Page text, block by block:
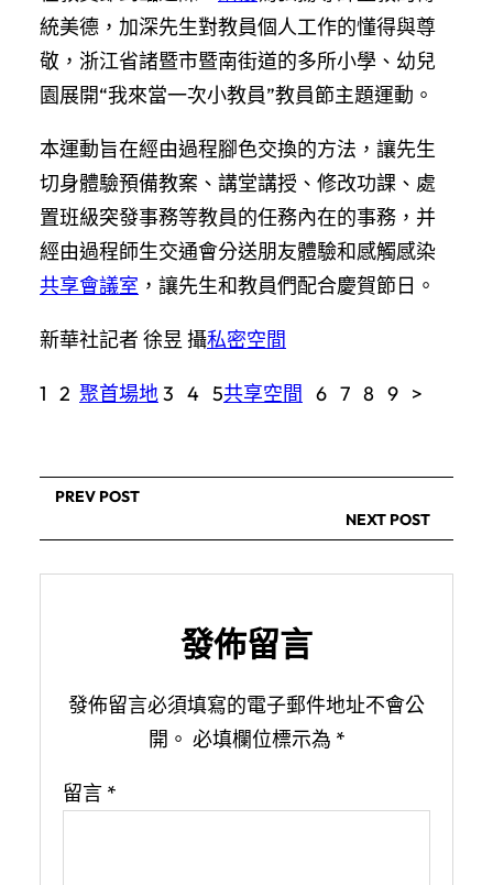
統美德，加深先生對教員個人工作的懂得與尊
敬，浙江省諸暨市暨南街道的多所小學、幼兒
園展開“我來當一次小教員”教員節主題運動。
本運動旨在經由過程腳色交換的方法，讓先生
切身體驗預備教案、講堂講授、修改功課、處
置班級突發事務等教員的任務內在的事務，并
經由過程師生交通會分送朋友體驗和感觸感染
共享會議室 ，讓先生和教員們配合慶賀節日。
新華社記者 徐昱 攝私密空間
1 2 聚首場地3 4 5共享空間 6 7 8 9 >
PREV POST
NEXT POST
發佈留言
發佈留言必須填寫的電子郵件地址不會公
開。 必填欄位標示為 *
留言 *